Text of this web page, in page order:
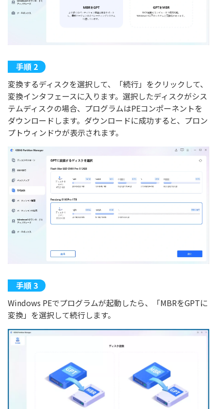
変換するディスクを選択して、「続行」をクリックして、
変換インタフェースに入ります。選択したディスクがシス
テムディスクの場合、プログラムはPEコンポーネントを
ダウンロードします。ダウンロードに成功すると、プロン
プトウィンドウが表示されます。
Windows PEでプログラムが起動したら、「MBRをGPTに
変換」を選択して続行します。